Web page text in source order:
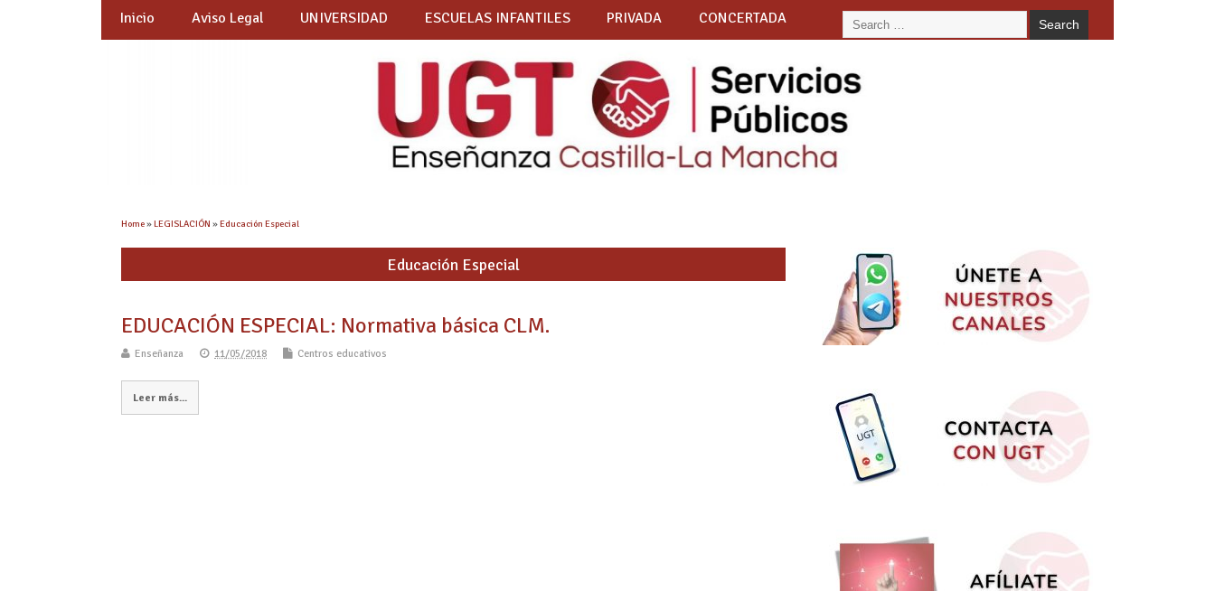
Inicio Aviso Legal UNIVERSIDAD ESCUELAS INFANTILES PRIVADA CONCERTADA
Home»LEGISLACIÓN »Educación Especial
Educación Especial
EDUCACIÓN ESPECIAL: Normativa básica CLM.
Enseñanza 11/05/2018 Centros educativos
Leer más...